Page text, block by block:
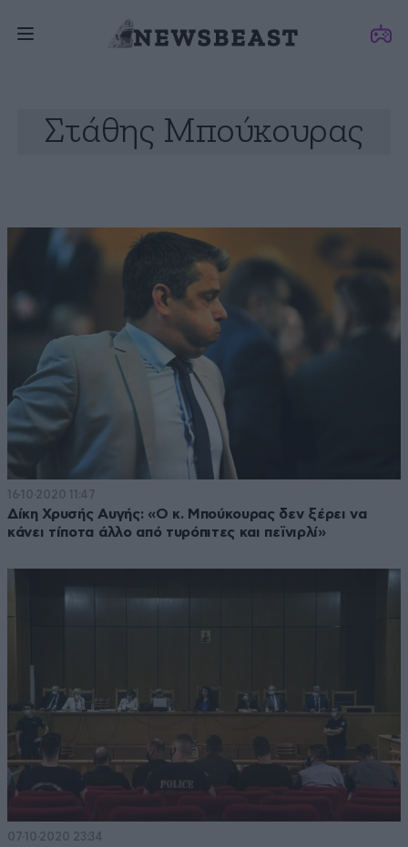
Στάθης Μπούκουρας
16·10·2020 11:47
Δίκη Χρυσής Αυγής: «Ο κ. Μπούκουρας δεν ξέρει να
κάνει τίποτα άλλο από τυρόπιτες και πεϊνιρλί»
07·10·2020 23:34